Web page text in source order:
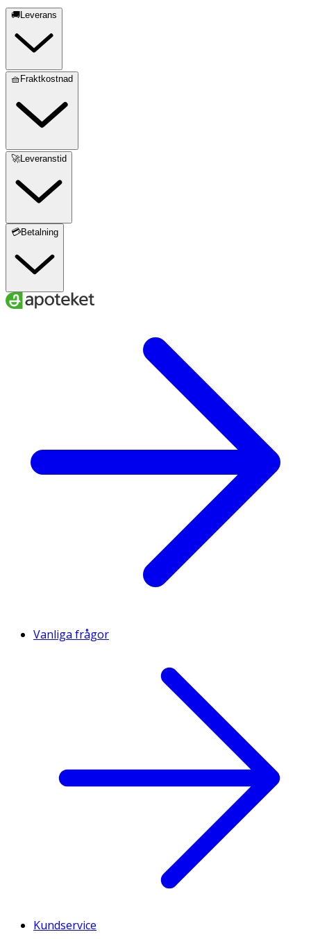
🚚Leverans
🧺Fraktkostnad
🚀Leveranstid
💳Betalning
Vanliga frågor
Kundservice